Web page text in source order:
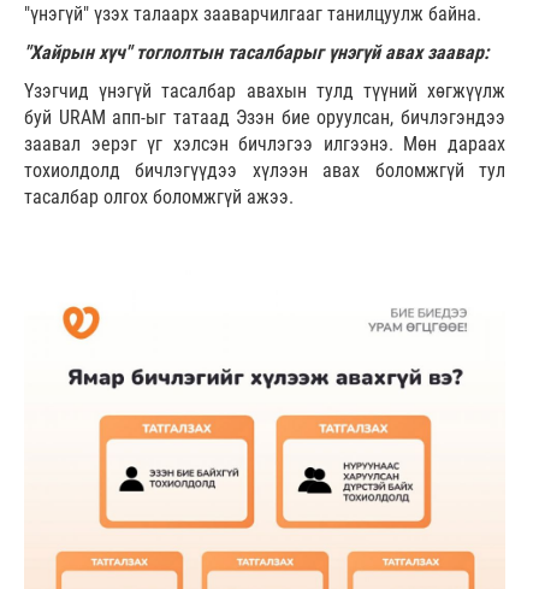
"үнэгүй" үзэх талаарх зааварчилгааг танилцуулж байна.
"Хайрын хүч" тоглолтын тасалбарыг үнэгүй авах заавар:
Үзэгчид үнэгүй тасалбар авахын тулд түүний хөгжүүлж
буй URAM апп-ыг татаад Эзэн бие оруулсан, бичлэгэндээ
заавал эерэг үг хэлсэн бичлэгээ илгээнэ. Мөн дараах
тохиолдолд бичлэгүүдээ хүлээн авах боломжгүй тул
тасалбар олгох боломжгүй ажээ.